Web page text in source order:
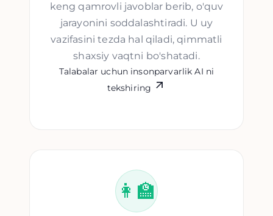
keng qamrovli javoblar berib, o'quv
jarayonini soddalashtiradi. U uy
vazifasini tezda hal qiladi, qimmatli
shaxsiy vaqtni bo'shatadi.
Talabalar uchun insonparvarlik AI ni
tekshiring
👩‍🏫